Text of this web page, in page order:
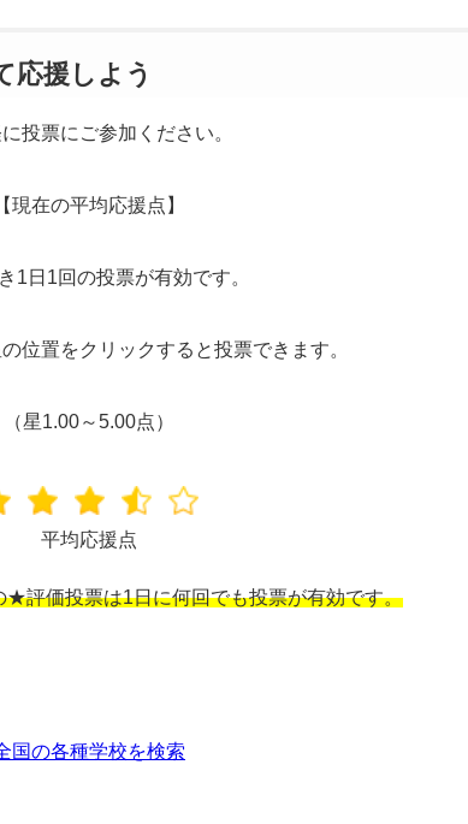
応援しよう
投票にご参加ください。
【現在の平均応援点】
1日1回の投票が有効です。
位置をクリックすると投票できます。
（星1.00～5.00点）
平均応援点
★評価投票は1日に何回でも投票が有効です。
国の各種学校を検索